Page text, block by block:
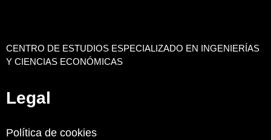
CENTRO DE ESTUDIOS ESPECIALIZADO EN INGENIERÍAS
Y CIENCIAS ECONÓMICAS
Legal
Política de cookies